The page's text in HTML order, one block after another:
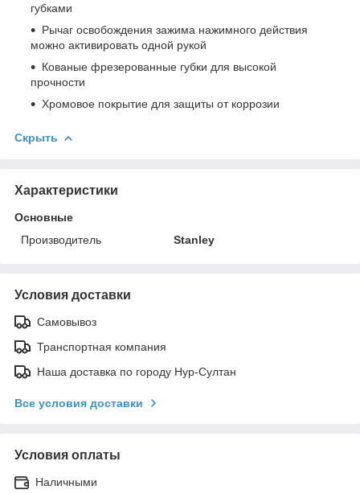
губками
Рычаг освобождения зажима нажимного действия
можно активировать одной рукой
Кованые фрезерованные губки для высокой
прочности
Хромовое покрытие для защиты от коррозии
Скрыть
Характеристики
Основные
Производитель
Stanley
Условия доставки
Самовывоз
Транспортная компания
Наша доставка по городу Нур-Султан
Все условия доставки
Условия оплаты
Наличными